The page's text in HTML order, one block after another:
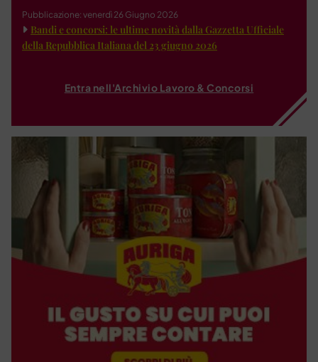
Pubblicazione: venerdì 26 Giugno 2026
Bandi e concorsi: le ultime novità dalla Gazzetta Ufficiale
della Repubblica Italiana del 23 giugno 2026
Entra nell'Archivio Lavoro & Concorsi